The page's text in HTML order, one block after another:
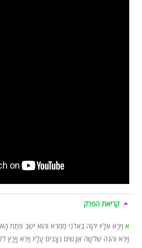
קריאת הפרק
א וַיֵּרָא אֵלָיו יְהוָה בְּאֵלֹנֵי מַמְרֵא וְהוּא יֹשֵׁב פֶּתַח
וַיַּרְא וְהִנֵּה שְׁלֹשָׁה אֲנָשִׁים נִצָּבִים עָלָיו וַיַּרְא